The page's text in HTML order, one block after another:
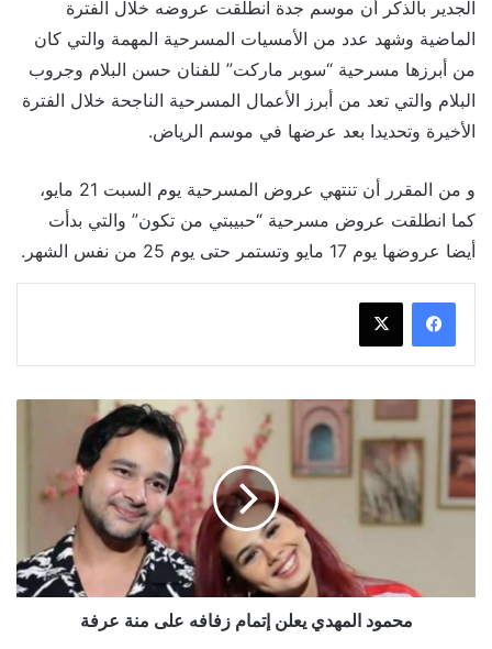
الجدير بالذكر أن موسم جدة انطلقت عروضه خلال الفترة
الماضية وشهد عدد من الأمسيات المسرحية المهمة والتي كان
من أبرزها مسرحية “سوبر ماركت” للفنان حسن البلام وجروب
البلام والتي تعد من أبرز الأعمال المسرحية الناجحة خلال الفترة
الأخيرة وتحديدا بعد عرضها في موسم الرياض.
و من المقرر أن تنتهي عروض المسرحية يوم السبت 21 مايو،
كما انطلقت عروض مسرحية “حبيبتي من تكون” والتي بدأت
أيضا عروضها يوم 17 مايو وتستمر حتى يوم 25 من نفس الشهر.
محمود
المهدي
يعلن
إتمام
زفافه
محمود المهدي يعلن إتمام زفافه على منة عرفة